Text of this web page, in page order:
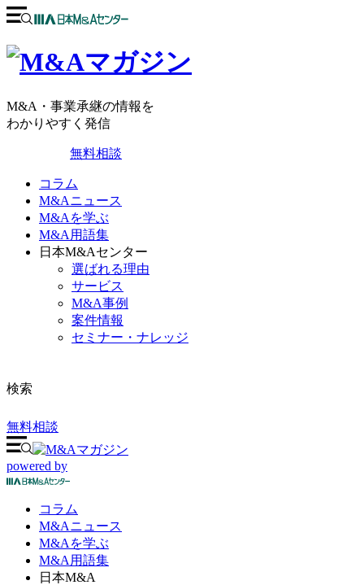
M&A・事業承継の情報を
わかりやすく発信
無料相談
コラム
M&Aニュース
M&Aを学ぶ
M&A用語集
日本M&Aセンター
選ばれる理由
サービス
M&A事例
案件情報
セミナー・ナレッジ
検索
無料相談
powered by
コラム
M&Aニュース
M&Aを学ぶ
M&A 用語集
日本M&A